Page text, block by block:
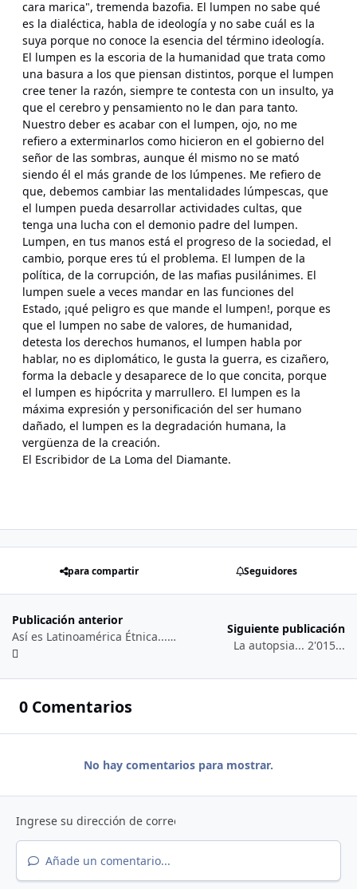
cara marica", tremenda bazofia. El lumpen no sabe qué
es la dialéctica, habla de ideología y no sabe cuál es la
suya porque no conoce la esencia del término ideología.
El lumpen es la escoria de la humanidad que trata como
una basura a los que piensan distintos, porque el lumpen
cree tener la razón, siempre te contesta con un insulto, ya
que el cerebro y pensamiento no le dan para tanto.
Nuestro deber es acabar con el lumpen, ojo, no me
refiero a exterminarlos como hicieron en el gobierno del
señor de las sombras, aunque él mismo no se mató
siendo él el más grande de los lúmpenes. Me refiero de
que, debemos cambiar las mentalidades lúmpescas, que
el lumpen pueda desarrollar actividades cultas, que
tenga una lucha con el demonio padre del lumpen.
Lumpen, en tus manos está el progreso de la sociedad, el
cambio, porque eres tú el problema. El lumpen de la
política, de la corrupción, de las mafias pusilánimes. El
lumpen suele a veces mandar en las funciones del
Estado, ¡qué peligro es que mande el lumpen!, porque es
que el lumpen no sabe de valores, de humanidad,
detesta los derechos humanos, el lumpen habla por
hablar, no es diplomático, le gusta la guerra, es cizañero,
forma la debacle y desaparece de lo que concita, porque
el lumpen es hipócrita y marrullero. El lumpen es la
máxima expresión y personificación del ser humano
dañado, el lumpen es la degradación humana, la
vergüenza de la creación.
El Escribidor de La Loma del Diamante.
para compartir Seguidores
Publicación anterior
Así es Latinoamérica Étnica... 2'016...
Siguiente publicación
La autopsia... 2'015...
0 Comentarios
No hay comentarios para mostrar.
Añade un comentario...